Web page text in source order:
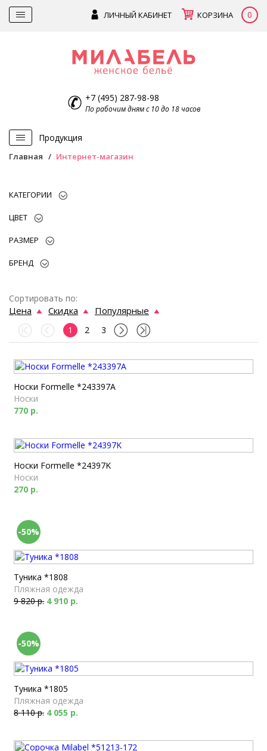
ЛИЧНЫЙ КАБИНЕТ КОРЗИНА 0
+7 (495) 287-98-98
По рабочим дням с 10 до 18 часов
Продукция
Главная Интернет-магазин
КАТЕГОРИИ
ЦВЕТ
РАЗМЕР
БРЕНД
Сортировать по:
Цена Скидка Популярные
1 2 3
Носки Formelle *243397A
Носки
770 р.
Носки Formelle *24397K
Носки
270 р.
-50%
Туника *1808
Пляжная одежда
9 820 р. 4 910 р.
-50%
Туника *1805
Пляжная одежда
8 110 р. 4 055 р.